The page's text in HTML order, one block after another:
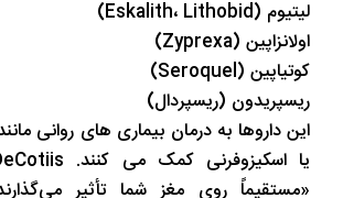
لیتیوم (Eskalith، Lithobid)
اولانزاپین (Zyprexa)
کوتیاپین (Seroquel)
ریسپریدون (ریسپردال)
این داروها به درمان بیماری های روانی
«مستقیماً روی مغز شما تأثیر